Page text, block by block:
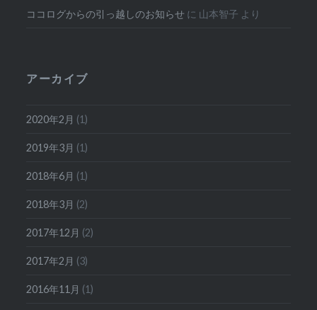
ココログからの引っ越しのお知らせ に 山本智子 より
アーカイブ
2020年2月 (1)
2019年3月 (1)
2018年6月 (1)
2018年3月 (2)
2017年12月 (2)
2017年2月 (3)
2016年11月 (1)